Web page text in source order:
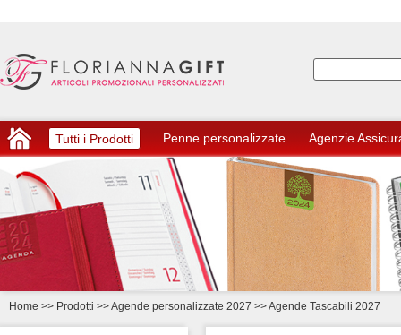
Tutti i Prodotti Penne personalizzate Agenzie
Home >> Prodotti >> Agende personalizzate 2027 >> Agende Tascabili 2027